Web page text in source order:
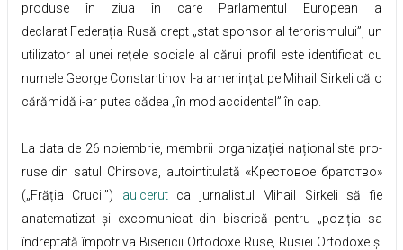
produse în ziua în care Parlamentul European a
declarat Federația Rusă drept „stat sponsor al terorismului”, un
utilizator al unei rețele sociale al cărui profil este identificat cu
numele George Constantinov l-a amenințat pe Mihail Sirkeli că o
cărămidă i-ar putea cădea „în mod accidental” în cap.
La data de 26 noiembrie, membrii organizației naționaliste pro-
ruse din satul Chirsova, autointitulată «Крестовое братство»
(„Frăția Crucii”) au cerutca jurnalistul Mihail Sirkeli să fie
anatematizat și excomunicat din biserică pentru „poziția sa
îndreptată împotriva Bisericii Ortodoxe Ruse, Rusiei Ortodoxe și